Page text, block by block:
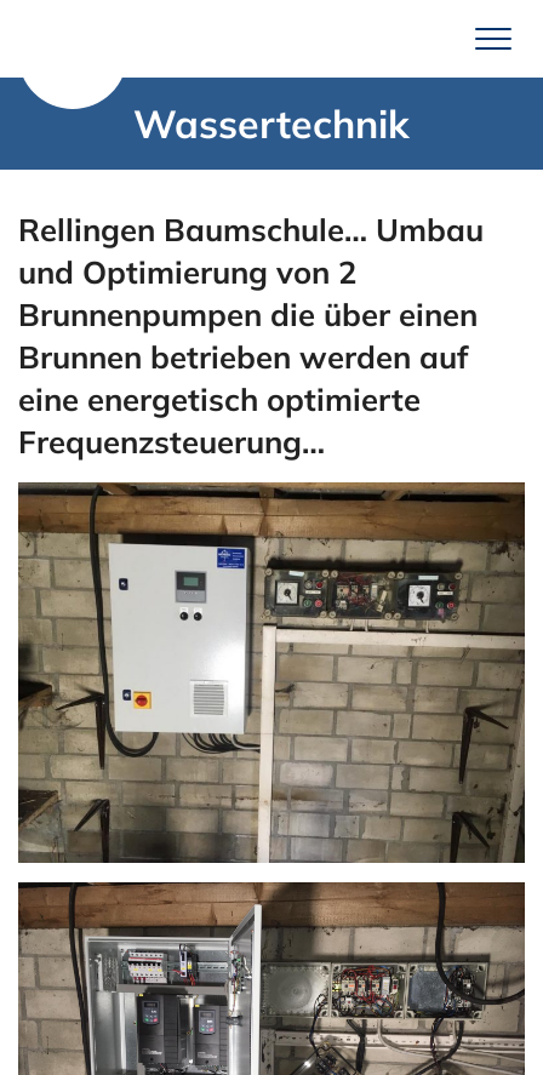
springen
Erdwärme
Wassertechnik
Pumpenservice
Unternehmen
Über uns
Team Mengel
Technik
Jobs & Ausbildung
Referenzen
Kontakt
Instagram
Wassertechnik
Rellingen Baumschule… Umbau
und Optimierung von 2
Brunnenpumpen die über einen
Brunnen betrieben werden auf
eine energetisch optimierte
Frequenzsteuerung…